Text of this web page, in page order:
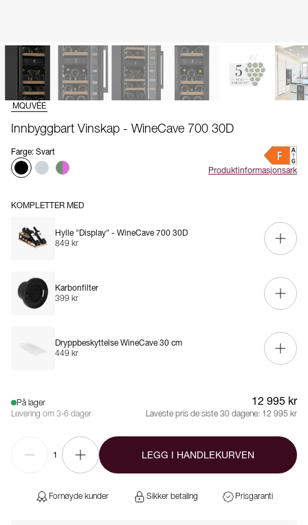
MQUVÉE
Innbyggbart Vinskap - WineCave 700 30D
Farge: Svart
Produktinformasjonsark
KOMPLETTER MED
Hylle "Display" - WineCave 700 30D
849 kr
Karbonfilter
399 kr
Dryppbeskyttelse WineCave 30 cm
449 kr
På lager
Levering om 3-6 dager
12 995 kr
Laveste pris de siste 30 dagene: 12 995 kr
1 LEGG I HANDLEKURVEN
Fornøyde kunder Sikker betaling Prisgaranti